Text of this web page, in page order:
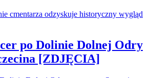
po Dolinie Dolnej Odry
[ZDJĘCIA]